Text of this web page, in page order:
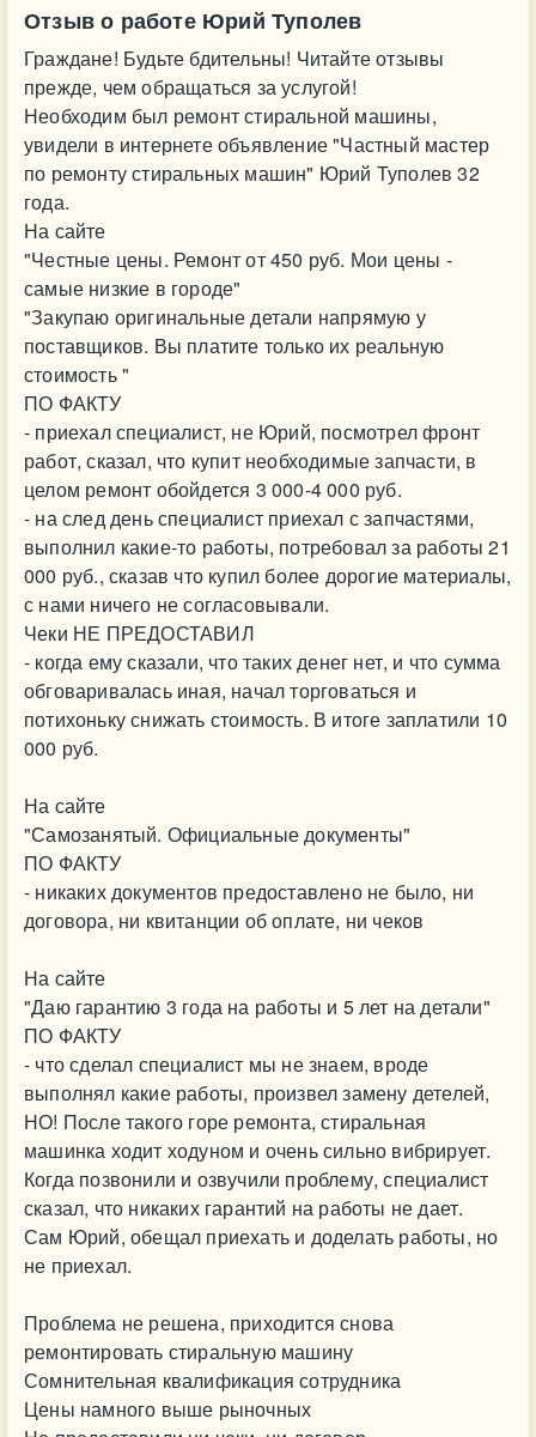
Отзыв о работе Юрий Туполев
Граждане! Будьте бдительны! Читайте отзывы
прежде, чем обращаться за услугой!
Необходим был ремонт стиральной машины,
увидели в интернете объявление "Частный мастер
по ремонту стиральных машин" Юрий Туполев 32
года.
На сайте
"Честные цены. Ремонт от 450 руб. Мои цены -
самые низкие в городе"
"Закупаю оригинальные детали напрямую у
поставщиков. Вы платите только их реальную
стоимость "
ПО ФАКТУ
- приехал специалист, не Юрий, посмотрел фронт
работ, сказал, что купит необходимые запчасти, в
целом ремонт обойдется 3 000-4 000 руб.
- на след день специалист приехал с запчастями,
выполнил какие-то работы, потребовал за работы 21
000 руб., сказав что купил более дорогие материалы,
с нами ничего не согласовывали.
Чеки НЕ ПРЕДОСТАВИЛ
- когда ему сказали, что таких денег нет, и что сумма
обговаривалась иная, начал торговаться и
потихоньку снижать стоимость. В итоге заплатили 10
000 руб.
На сайте
"Самозанятый. Официальные документы"
ПО ФАКТУ
- никаких документов предоставлено не было, ни
договора, ни квитанции об оплате, ни чеков
На сайте
"Даю гарантию 3 года на работы и 5 лет на детали"
ПО ФАКТУ
- что сделал специалист мы не знаем, вроде
выполнял какие работы, произвел замену детелей,
НО! После такого горе ремонта, стиральная
машинка ходит ходуном и очень сильно вибрирует.
Когда позвонили и озвучили проблему, специалист
сказал, что никаких гарантий на работы не дает.
Сам Юрий, обещал приехать и доделать работы, но
не приехал.
Проблема не решена, приходится снова
ремонтировать стиральную машину
Сомнительная квалификация сотрудника
Цены намного выше рыночных